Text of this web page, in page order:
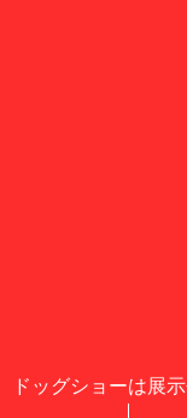
ドッグショーは展